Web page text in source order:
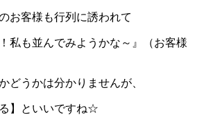
お客様も行列に誘われて
私も並んでみようかな～』（お客様
どうかは分かりませんが、
】といいですね☆